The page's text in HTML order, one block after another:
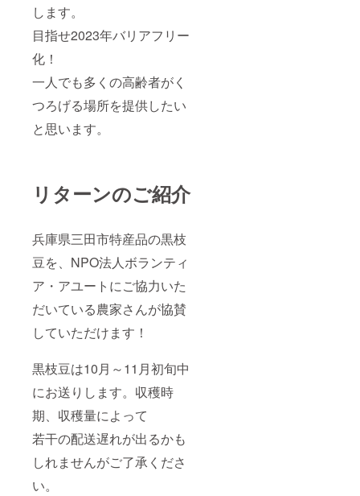
します。
目指せ2023年バリアフリー
化！
一人でも多くの高齢者がく
つろげる場所を提供したい
と思います。
リターンのご紹介
兵庫県三田市特産品の黒枝
豆を、NPO法人ボランティ
ア・アユートにご協力いた
だいている農家さんが協賛
していただけます！
黒枝豆は10月～11月初旬中
にお送りします。収穫時
期、収穫量によって
若干の配送遅れが出るかも
しれませんがご了承くださ
い。